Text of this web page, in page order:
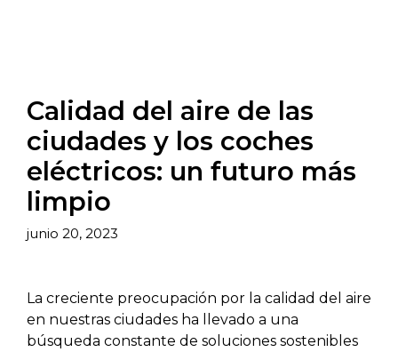
Calidad del aire de las
ciudades y los coches
eléctricos: un futuro más
limpio
junio 20, 2023
La creciente preocupación por la calidad del aire
en nuestras ciudades ha llevado a una
búsqueda constante de soluciones sostenibles